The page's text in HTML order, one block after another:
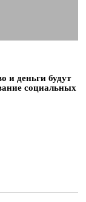
и деньги будут
социальных